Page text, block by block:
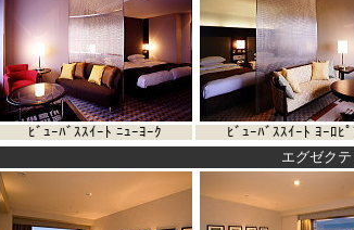
ﾋﾞｭｰﾊﾞｽｽｲｰﾄ ﾆｭｰﾖｰｸ ﾋﾞｭｰﾊﾞｽｽｲｰﾄ ﾖｰﾛﾋ
エグゼクテ